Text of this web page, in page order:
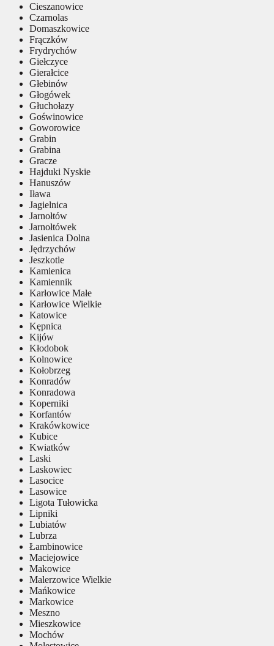
Cieszanowice
Czarnolas
Domaszkowice
Frączków
Frydrychów
Giełczyce
Gierałcice
Głebinów
Głogówek
Głuchołazy
Goświnowice
Goworowice
Grabin
Grabina
Gracze
Hajduki Nyskie
Hanuszów
Iława
Jagielnica
Jarnołtów
Jarnołtówek
Jasienica Dolna
Jędrzychów
Jeszkotle
Kamienica
Kamiennik
Karłowice Małe
Karłowice Wielkie
Katowice
Kępnica
Kijów
Kłodobok
Kolnowice
Kołobrzeg
Konradów
Konradowa
Koperniki
Korfantów
Krakówkowice
Kubice
Kwiatków
Laski
Laskowiec
Lasocice
Lasowice
Ligota Tułowicka
Lipniki
Lubiatów
Lubrza
Łambinowice
Maciejowice
Makowice
Malerzowice Wielkie
Mańkowice
Markowice
Meszno
Mieszkowice
Mochów